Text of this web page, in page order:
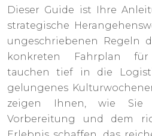
Dieser Guide ist Ihre
strategische
ungeschriebenen Regeln
konkreten Fahrplan
tauchen tief in die
gelungenes
zeigen Ihnen, wie
Vorbereitung und dem